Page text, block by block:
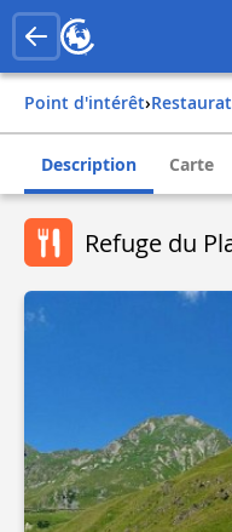
Point d'intérêt›
Description Carte
Refuge du